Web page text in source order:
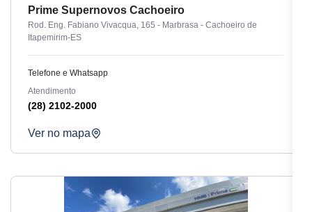
Prime Supernovos Cachoeiro
Rod. Eng. Fabiano Vivacqua, 165 - Marbrasa - Cachoeiro de
Itapemirim-ES
Telefone e Whatsapp
Atendimento
(28) 2102-2000
Ver no mapa